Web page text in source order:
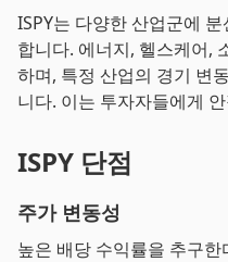
ISPY는 다양한 산업군에
합니다. 에너지, 헬스케어,
하며, 특정 산업의 경기 변
니다. 이는 투자자들에게
ISPY 단점
주가 변동성
높은 배당 수익률을 추구